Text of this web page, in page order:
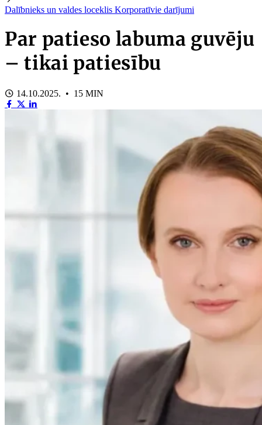
Dalībnieks un valdes loceklis Korporatīvie darījumi
Par patieso labuma guvēju
– tikai patiesību
14.10.2025. • 15 MIN